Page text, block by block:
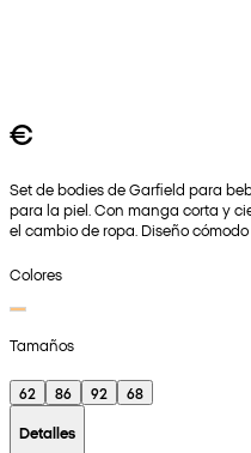
€
Set de bodies de Garfield para
para la piel. Con manga corta y
el cambio de ropa. Diseño
Colores
Tamaños
62 86 92
68
Detalles